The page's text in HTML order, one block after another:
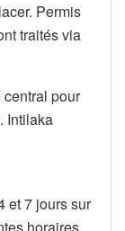
Permis
traités via
central pour
. Intilaka
et 7 jours sur